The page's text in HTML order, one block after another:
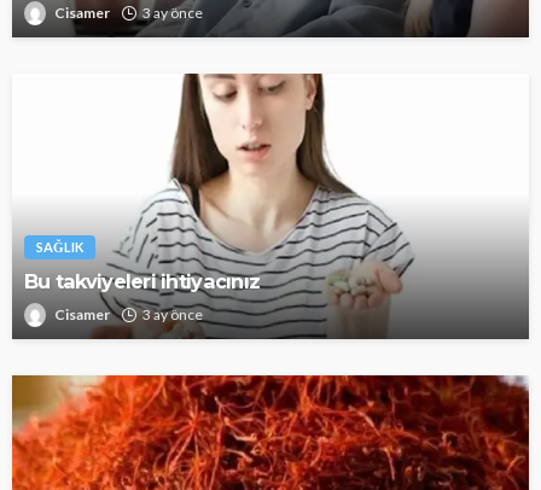
Cisamer 3 ay önce
SAĞLIK
Bu takviyeleri ihtiyacınız
Cisamer 3 ay önce